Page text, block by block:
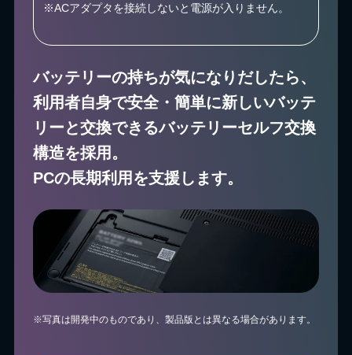
※ACアダプタを接続しないと電源が入りません。
バッテリーの持ちが気になりだしたら、
利用者自身で安全・簡単に新しいバッテ
リーと交換できるバッテリーセルフ交換
構造を採用。
PCの長期利用を支援します。
※写真は開発中のものであり、製品版とは異なる場合があります。